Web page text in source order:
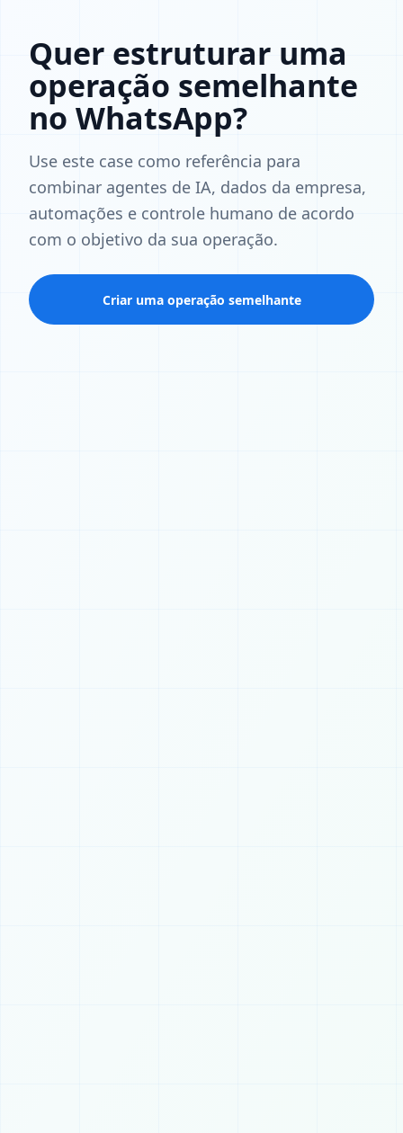
Quer estruturar uma
operação semelhante
no WhatsApp?
Use este case como referência para
combinar agentes de IA, dados da empresa,
automações e controle humano de acordo
com o objetivo da sua operação.
Criar uma operação semelhante